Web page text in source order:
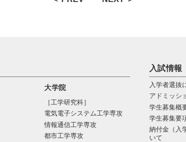
大学院
［工学研究科］
電気電⼦システム⼯学専攻
情報通信⼯学専攻
都市⼯学専攻
入試情報
入学者選抜
アドミッシ
学生募集概
学生募集要
納付金（入
いて